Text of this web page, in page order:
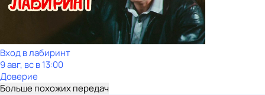
Вход в лабиринт
9 авг, вс в 13:00
Доверие
Больше похожих передач